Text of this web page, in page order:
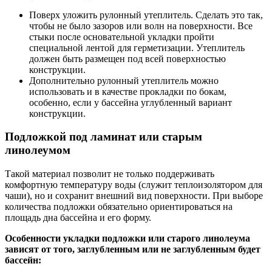
Поверх уложить рулонный утеплитель. Сделать это так,
чтобы не было зазоров или волн на поверхности. Все
стыки после основательной укладки пройти
специальной лентой для герметизации. Утеплитель
должен быть размещен под всей поверхностью
конструкции.
Дополнительно рулонный утеплитель можно
использовать и в качестве прокладки по бокам,
особенно, если у бассейна углубленный вариант
конструкции.
Подложкой под ламинат или старым
линолеумом
Такой материал позволит не только поддерживать
комфортную температуру воды (служит теплоизолятором для
чаши), но и сохранит внешний вид поверхности. При выборе
количества подложки обязательно ориентироваться на
площадь дна бассейна и его форму.
Особенности укладки подложки или старого линолеума
зависят от того, заглубленным или не заглубленным будет
бассейн: